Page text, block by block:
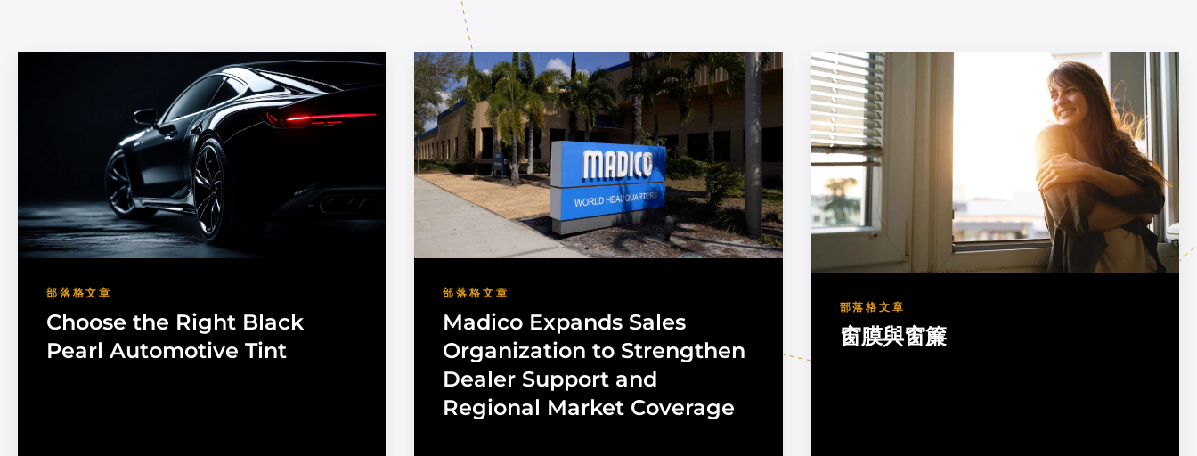
部落格文章
Choose the Right Black
Pearl Automotive Tint
部落格文章
Madico Expands Sales
Organization to Strengthen
Dealer Support and
Regional Market Coverage
部落格文章
窗膜與窗簾